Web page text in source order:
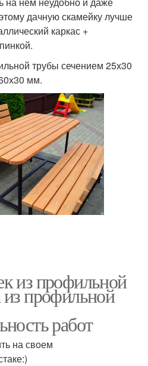
дачную скамейку лучше
каркас +
трубы сечением 25х30
мм.
из профильной
профильной
работ
на своем